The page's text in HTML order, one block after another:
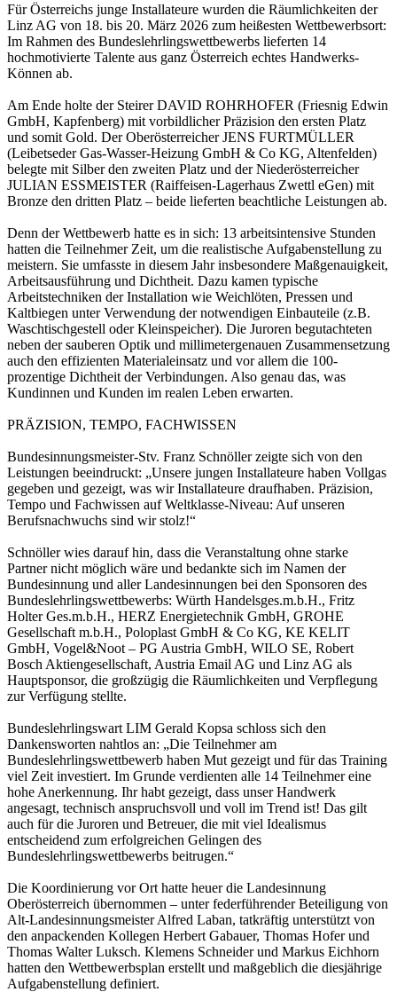
Für Österreichs junge Installateure wurden die Räumlichkeiten der
Linz AG von 18. bis 20. März 2026 zum heißesten Wettbewerbsort:
Im Rahmen des Bundeslehrlingswettbewerbs lieferten 14
hochmotivierte Talente aus ganz Österreich echtes Handwerks-
Können ab.
Am Ende holte der Steirer DAVID ROHRHOFER (Friesnig Edwin
GmbH, Kapfenberg) mit vorbildlicher Präzision den ersten Platz
und somit Gold. Der Oberösterreicher JENS FURTMÜLLER
(Leibetseder Gas-Wasser-Heizung GmbH & Co KG, Altenfelden)
belegte mit Silber den zweiten Platz und der Niederösterreicher
JULIAN ESSMEISTER (Raiffeisen-Lagerhaus Zwettl eGen) mit
Bronze den dritten Platz – beide lieferten beachtliche Leistungen ab.
Denn der Wettbewerb hatte es in sich: 13 arbeitsintensive Stunden
hatten die Teilnehmer Zeit, um die realistische Aufgabenstellung zu
meistern. Sie umfasste in diesem Jahr insbesondere Maßgenauigkeit,
Arbeitsausführung und Dichtheit. Dazu kamen typische
Arbeitstechniken der Installation wie Weichlöten, Pressen und
Kaltbiegen unter Verwendung der notwendigen Einbauteile (z.B.
Waschtischgestell oder Kleinspeicher). Die Juroren begutachteten
neben der sauberen Optik und millimetergenauen Zusammensetzung
auch den effizienten Materialeinsatz und vor allem die 100-
prozentige Dichtheit der Verbindungen. Also genau das, was
Kundinnen und Kunden im realen Leben erwarten.
PRÄZISION, TEMPO, FACHWISSEN
Bundesinnungsmeister-Stv. Franz Schnöller zeigte sich von den
Leistungen beeindruckt: „Unsere jungen Installateure haben Vollgas
gegeben und gezeigt, was wir Installateure draufhaben. Präzision,
Tempo und Fachwissen auf Weltklasse-Niveau: Auf unseren
Berufsnachwuchs sind wir stolz!“
Schnöller wies darauf hin, dass die Veranstaltung ohne starke
Partner nicht möglich wäre und bedankte sich im Namen der
Bundesinnung und aller Landesinnungen bei den Sponsoren des
Bundeslehrlingswettbewerbs: Würth Handelsges.m.b.H., Fritz
Holter Ges.m.b.H., HERZ Energietechnik GmbH, GROHE
Gesellschaft m.b.H., Poloplast GmbH & Co KG, KE KELIT
GmbH, Vogel&Noot – PG Austria GmbH, WILO SE, Robert
Bosch Aktiengesellschaft, Austria Email AG und Linz AG als
Hauptsponsor, die großzügig die Räumlichkeiten und Verpflegung
zur Verfügung stellte.
Bundeslehrlingswart LIM Gerald Kopsa schloss sich den
Dankensworten nahtlos an: „Die Teilnehmer am
Bundeslehrlingswettbewerb haben Mut gezeigt und für das Training
viel Zeit investiert. Im Grunde verdienten alle 14 Teilnehmer eine
hohe Anerkennung. Ihr habt gezeigt, dass unser Handwerk
angesagt, technisch anspruchsvoll und voll im Trend ist! Das gilt
auch für die Juroren und Betreuer, die mit viel Idealismus
entscheidend zum erfolgreichen Gelingen des
Bundeslehrlingswettbewerbs beitrugen.“
Die Koordinierung vor Ort hatte heuer die Landesinnung
Oberösterreich übernommen – unter federführender Beteiligung von
Alt-Landesinnungsmeister Alfred Laban, tatkräftig unterstützt von
den anpackenden Kollegen Herbert Gabauer, Thomas Hofer und
Thomas Walter Luksch. Klemens Schneider und Markus Eichhorn
hatten den Wettbewerbsplan erstellt und maßgeblich die diesjährige
Aufgabenstellung definiert.